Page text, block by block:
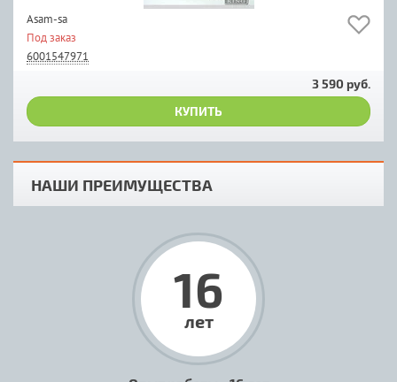
Asam-sa
Под заказ
6001547971
3 590 руб.
КУПИТЬ
НАШИ ПРЕИМУЩЕСТВА
16
лет